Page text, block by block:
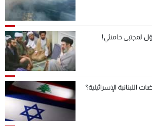
لمجتبى خامنئي!
اللبنانية الإسرائيلية؟